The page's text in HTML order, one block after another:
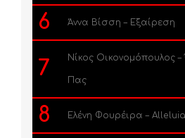
6 Άννα Βίσση – Εξαίρεση
7 Νίκος Οικονομόπουλος
Πας
8 Ελένη Φουρέιρα – Alleluia